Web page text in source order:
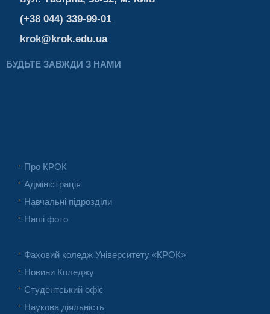
(+38 044) 339-99-01
krok@krok.edu.ua
БУДЬТЕ ЗАВЖДИ З НАМИ
Про КРОК
Адміністрація
Навчальні підрозділи
Наші фото
Фаховий коледж Університету «КРОК»
Новини Коледжу
Студентський офіс
Наукова діяльність